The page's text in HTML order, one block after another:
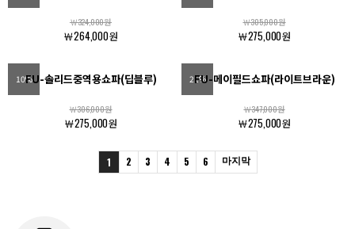
￦324,000원
￦264,000원
￦305,000원
￦275,000원
10%FU-솔리드중역용쇼파(딥블루)
￦306,000원
￦275,000원
21%
FU-메이필드쇼파(라이트브라운)
￦347,000원
￦275,000원
1 2 3 4 5 6 마지막